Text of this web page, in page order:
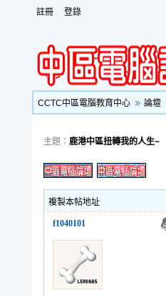
註冊 登錄
CCTC中區電腦教育中心 論壇
主題： 鹿港中區扭轉我的人生~
複製本帖地址
f1040101